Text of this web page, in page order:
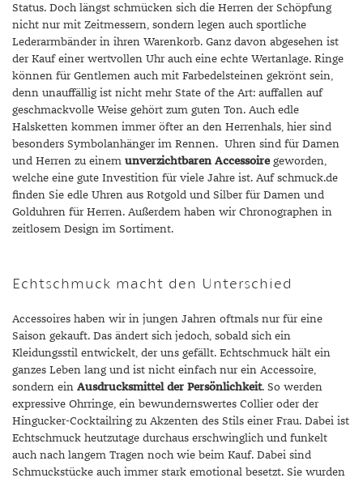
Status. Doch längst schmücken sich die Herren der Schöpfung
nicht nur mit Zeitmessern, sondern legen auch sportliche
Lederarmbänder in ihren Warenkorb. Ganz davon abgesehen ist
der Kauf einer wertvollen Uhr auch eine echte Wertanlage. Ringe
können für Gentlemen auch mit Farbedelsteinen gekrönt sein,
denn unauffällig ist nicht mehr State of the Art: auffallen auf
geschmackvolle Weise gehört zum guten Ton. Auch edle
Halsketten kommen immer öfter an den Herrenhals, hier sind
besonders Symbolanhänger im Rennen. Uhren sind für Damen
und Herren zu einem unverzichtbaren Accessoiregeworden,
welche eine gute Investition für viele Jahre ist. Auf schmuck.de
finden Sie edle Uhren aus Rotgold und Silber für Damen und
Golduhren für Herren. Außerdem haben wir Chronographen in
zeitlosem Design im Sortiment.
Echtschmuck macht den Unterschied
Accessoires haben wir in jungen Jahren oftmals nur für eine
Saison gekauft. Das ändert sich jedoch, sobald sich ein
Kleidungsstil entwickelt, der uns gefällt. Echtschmuck hält ein
ganzes Leben lang und ist nicht einfach nur ein Accessoire,
sondern ein Ausdrucksmittel der Persönlichkeit. So werden
expressive Ohrringe, ein bewundernswertes Collier oder der
Hingucker-Cocktailring zu Akzenten des Stils einer Frau. Dabei ist
Echtschmuck heutzutage durchaus erschwinglich und funkelt
auch nach langem Tragen noch wie beim Kauf. Dabei sind
Schmuckstücke auch immer stark emotional besetzt. Sie wurden